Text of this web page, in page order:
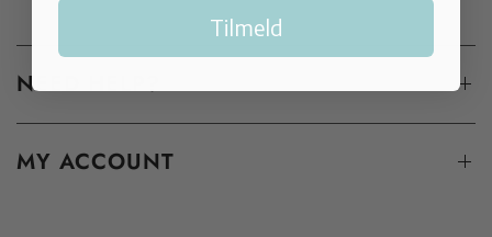
NEED HELP?
MY ACCOUNT
Tilmeld